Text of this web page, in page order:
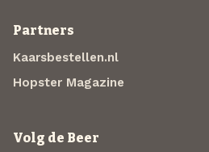
Partners
Kaarsbestellen.nl
Hopster Magazine
Volg de Beer